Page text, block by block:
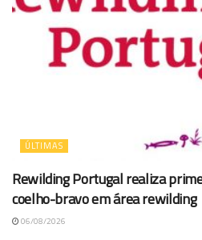
ÚLTIMAS
Rewilding Portugal realiza
coelho-bravo em área rewilding
06/08/2026